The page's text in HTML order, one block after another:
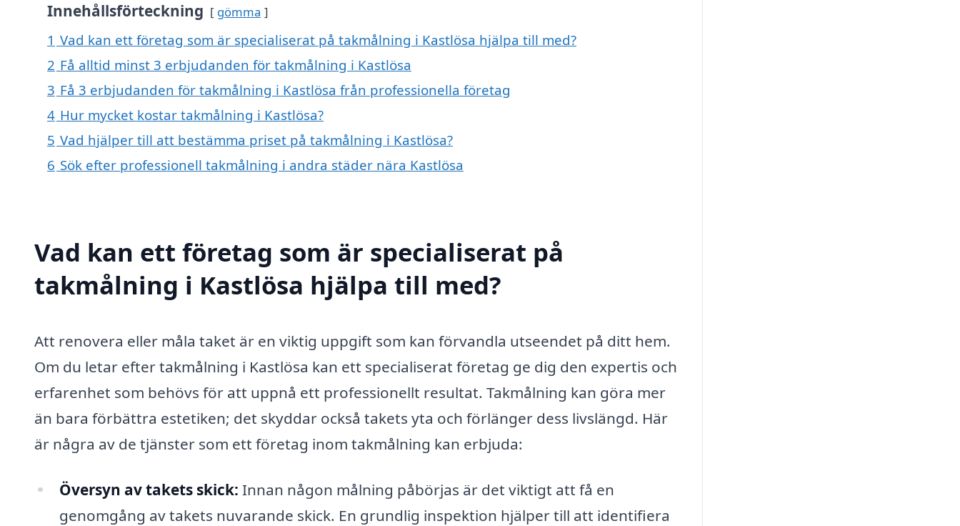
Innehållsförteckning gömma
1 Vad kan ett företag som är specialiserat på takmålning i Kastlösa hjälpa till med?
2 Få alltid minst 3 erbjudanden för takmålning i Kastlösa
3 Få 3 erbjudanden för takmålning i Kastlösa från professionella företag
4 Hur mycket kostar takmålning i Kastlösa?
5 Vad hjälper till att bestämma priset på takmålning i Kastlösa?
6 Sök efter professionell takmålning i andra städer nära Kastlösa
Vad kan ett företag som är specialiserat på
takmålning i Kastlösa hjälpa till med?
Att renovera eller måla taket är en viktig uppgift som kan förvandla utseendet på ditt hem.
Om du letar efter takmålning i Kastlösa kan ett specialiserat företag ge dig den expertis och
erfarenhet som behövs för att uppnå ett professionellt resultat. Takmålning kan göra mer
än bara förbättra estetiken; det skyddar också takets yta och förlänger dess livslängd. Här
är några av de tjänster som ett företag inom takmålning kan erbjuda:
Översyn av takets skick: Innan någon målning påbörjas är det viktigt att få en
genomgång av takets nuvarande skick. En grundlig inspektion hjälper till att identifiera